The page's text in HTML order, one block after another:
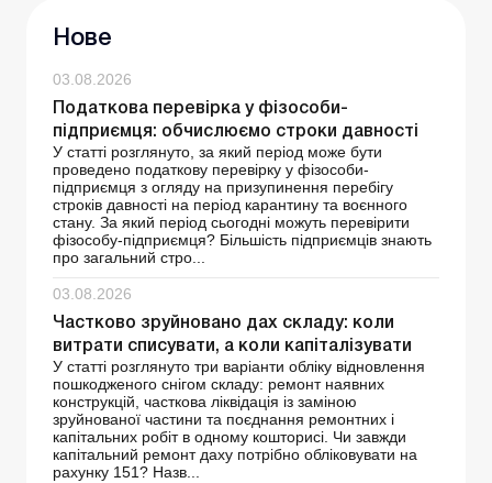
Нове
03.08.2026
Податкова перевірка у фізособи-
підприємця: обчислюємо строки давності
У статті розглянуто, за який період може бути
проведено податкову перевірку у фізособи-
підприємця з огляду на призупинення перебігу
строків давності на період карантину та воєнного
стану. За який період сьогодні можуть перевірити
фізособу-підприємця? Більшість підприємців знають
про загальний стро...
03.08.2026
Частково зруйновано дах складу: коли
витрати списувати, а коли капіталізувати
У статті розглянуто три варіанти обліку відновлення
пошкодженого снігом складу: ремонт наявних
конструкцій, часткова ліквідація із заміною
зруйнованої частини та поєднання ремонтних і
капітальних робіт в одному кошторисі. Чи завжди
капітальний ремонт даху потрібно обліковувати на
рахунку 151? Назв...